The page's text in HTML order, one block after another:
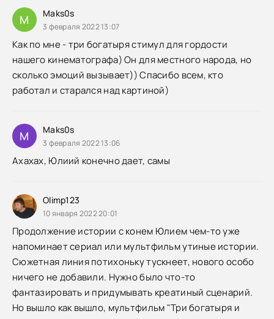
M Maks0s
3 февраля 2022 13:07
Как по мне - три богатыря стимул для гордости
нашего кинематографа) Он для местного народа, но
сколько эмоций вызывает)) Спасибо всем, кто
работал и старался над картиной)
M Maks0s
3 февраля 2022 13:06
Ахахах, Юлиий конечно дает, самы
Olimp123
10 января 2022 20:01
Продолжение истории с конем Юлием чем-то уже
напоминает сериал или мультфильм утиные истории.
Сюжетная линия потихоньку тускнеет, нового особо
ничего не добавили. Нужно было что-то
фантазировать и придумывать креатиный сценарий.
Но вышло как вышло, мультфильм "Три богатыря и